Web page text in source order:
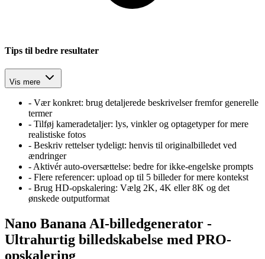
Tips til bedre resultater
Vis mere
- Vær konkret: brug detaljerede beskrivelser fremfor generelle
termer
- Tilføj kameradetaljer: lys, vinkler og optagetyper for mere
realistiske fotos
- Beskriv rettelser tydeligt: henvis til originalbilledet ved
ændringer
- Aktivér auto‑oversættelse: bedre for ikke‑engelske prompts
- Flere referencer: upload op til 5 billeder for mere kontekst
- Brug HD-opskalering: Vælg 2K, 4K eller 8K og det
ønskede outputformat
Nano Banana AI-billedgenerator -
Ultrahurtig billedskabelse med PRO-
opskalering